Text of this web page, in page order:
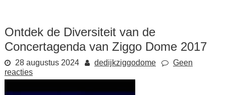
Ontdek de Diversiteit van de
Concertagenda van Ziggo Dome 2017
28 augustus 2024 dedijkziggodome
Geen
reacties